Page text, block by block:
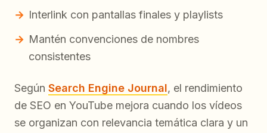
Interlink con pantallas finales y playlists
Mantén convenciones de nombres
consistentes
Según Search Engine Journal, el rendimiento
de SEO en YouTube mejora cuando los vídeos
se organizan con relevancia temática clara y un